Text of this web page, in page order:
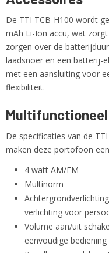
De TTI TCB-H100 wordt
mAh Li-Ion accu, wat
zorgen over de
laadsnoer en een batterij-
met een aansluiting voor
flexibiliteit.
Multifunctioneel
De specificaties van de
maken deze portofoon
4 watt AM/FM
Multinorm
verlichting voor
Volume aan/uit
eenvoudige bediening